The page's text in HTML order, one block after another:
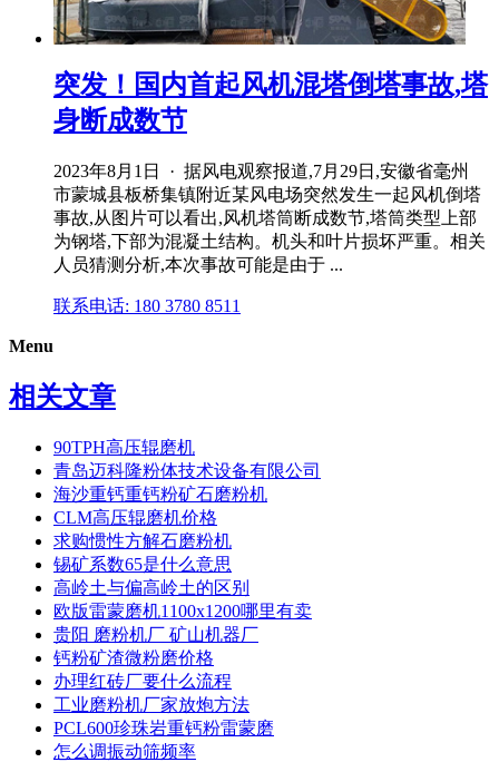
突发！国内首起风机混塔倒塔事故,塔
身断成数节
2023年8月1日 · 据风电观察报道,7月29日,安徽省毫州
市蒙城县板桥集镇附近某风电场突然发生一起风机倒塔
事故,从图片可以看出,风机塔筒断成数节,塔筒类型上部
为钢塔,下部为混凝土结构。机头和叶片损坏严重。相关
人员猜测分析,本次事故可能是由于 ...
联系电话: 180 3780 8511
Menu
相关文章
90TPH高压辊磨机
青岛迈科隆粉体技术设备有限公司
海沙重钙重钙粉矿石磨粉机
CLM高压辊磨机价格
求购惯性方解石磨粉机
锡矿系数65是什么意思
高岭土与偏高岭土的区别
欧版雷蒙磨机1100x1200哪里有卖
贵阳 磨粉机厂 矿山机器厂
钙粉矿渣微粉磨价格
办理红砖厂要什么流程
工业磨粉机厂家放炮方法
PCL600珍珠岩重钙粉雷蒙磨
怎么调振动筛频率